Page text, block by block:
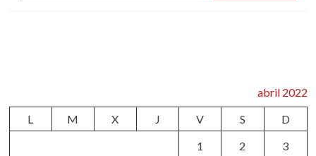
abril 2022
L
M X J V S
D
1
2 3